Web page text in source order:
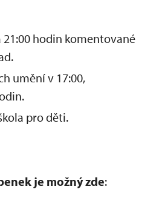
21:00 hodin komentované
umění v 17:00,
pro děti.
je možný zde: